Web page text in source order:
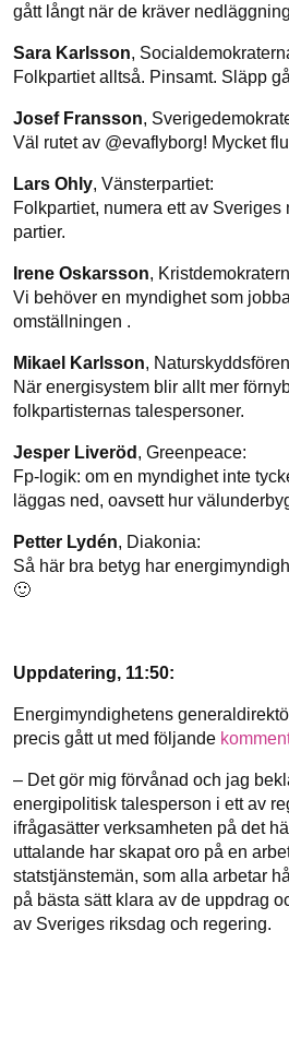
gått långt när de kräver
Sara Karlsson,
Folkpartiet alltså. Pinsamt. Släpp
Josef Fransson,
Väl rutet av @evaflyborg! Mycket
Lars Ohly, Vänsterpartiet:
Folkpartiet, numera ett av
partier.
Irene Oskarsson,
Vi behöver en myndighet som
omställningen .
Mikael Karlsson,
När energisystem blir allt mer
folkpartisternas talespersoner.
Jesper Liveröd , Greenpeace:
Fp-logik: om en myndighet inte
läggas ned, oavsett hur
Petter Lydén, Diakonia:
Så här bra betyg har
🙂
Uppdatering, 11:50:
Energimyndighetens
precis gått ut med följande
– Det gör mig förvånad och jag
energipolitisk talesperson i ett av
ifrågasätter verksamheten på det
uttalande har skapat oro på en
statstjänstemän, som alla arbetar
på bästa sätt klara av de uppdrag
av Sveriges riksdag och regering.